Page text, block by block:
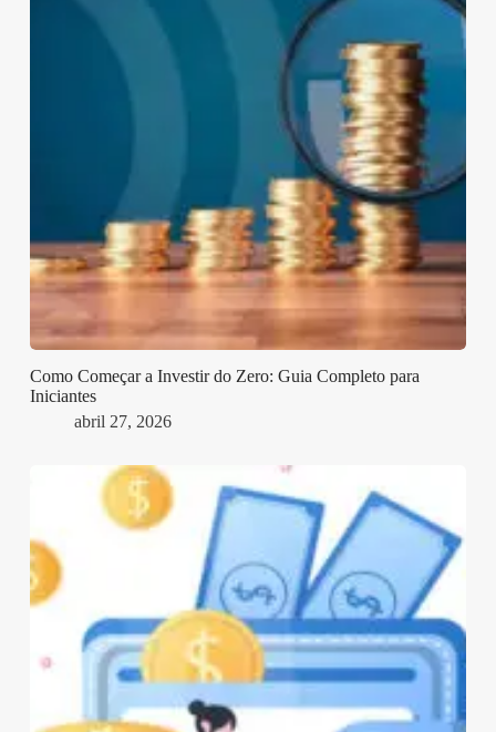
Como Começar a Investir do Zero: Guia Completo para
Iniciantes
abril 27, 2026